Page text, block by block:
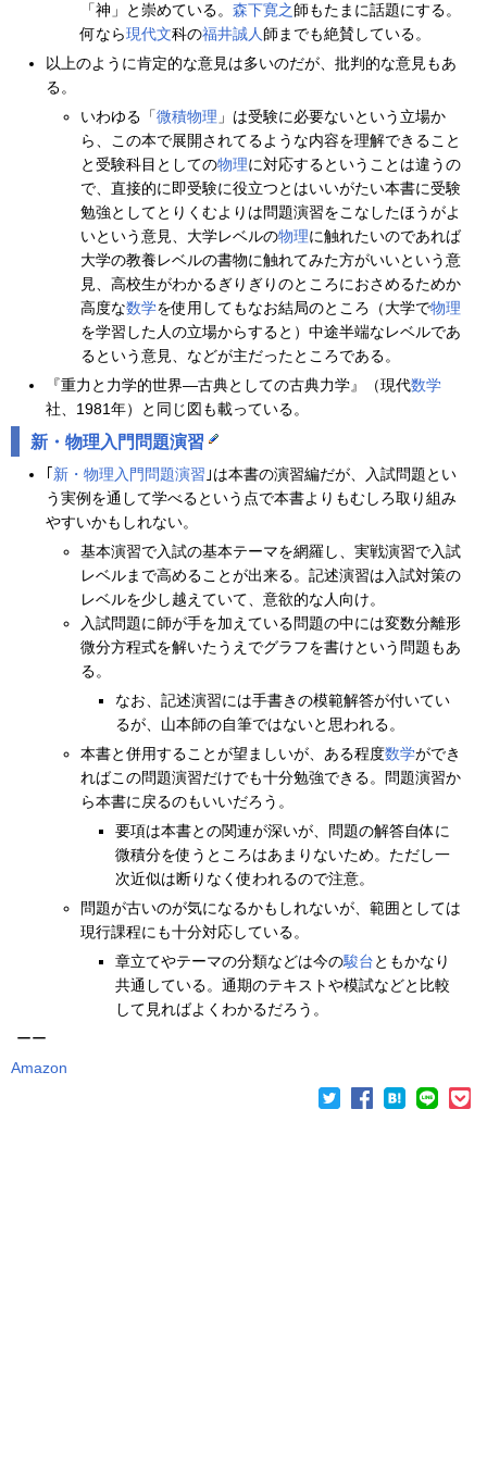
「神」と崇めている。 森下寛之師もたまに話題にする。
何なら現代文科の福井誠人師までも絶賛している。
以上のように肯定的な意見は多いのだが、批判的な意見もあ
る。
いわゆる「微積物理 」は受験に必要ないという立場か
ら、この本で展開されてるような内容を理解できること
と受験科目としての物理に対応するということは違うの
で、直接的に即受験に役立つとはいいがたい本書に受験
勉強としてとりくむよりは問題演習をこなしたほうがよ
いという意見、大学レベルの物理に触れたいのであれば
大学の教養レベルの書物に触れてみた方がいいという意
見、高校生がわかるぎりぎりのところにおさめるためか
高度な数学を使用してもなお結局のところ（大学で物理
を学習した人の立場からすると）中途半端なレベルであ
るという意見、などが主だったところである。
『重力と力学的世界―古典としての古典力学』（現代数学
社、1981年）と同じ図も載っている。
新・物理入門問題演習
新・物理入門問題演習 ｣は本書の演習編だが、入試問題とい
う実例を通して学べるという点で本書よりもむしろ取り組み
やすいかもしれない。
基本演習で入試の基本テーマを網羅し、実戦演習で入試
レベルまで高めることが出来る。記述演習は入試対策の
レベルを少し越えていて、意欲的な人向け。
入試問題に師が手を加えている問題の中には変数分離形
微分方程式を解いたうえでグラフを書けという問題もあ
る。
なお、記述演習には手書きの模範解答が付いてい
るが、山本師の自筆ではないと思われる。
本書と併用することが望ましいが、ある程度数学ができ
ればこの問題演習だけでも十分勉強できる。問題演習か
ら本書に戻るのもいいだろう。
要項は本書との関連が深いが、問題の解答自体に
微積分を使うところはあまりないため。ただし一
次近似は断りなく使われるので注意。
問題が古いのが気になるかもしれないが、範囲としては
現行課程にも十分対応している。
章立てやテーマの分類などは今の駿台ともかなり
共通している。通期のテキストや模試などと比較
して見ればよくわかるだろう。
ーー
Amazon